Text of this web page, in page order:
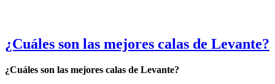
¿Cuáles son las mejores calas de Levante?
¿Cuáles son las mejores calas de Levante?